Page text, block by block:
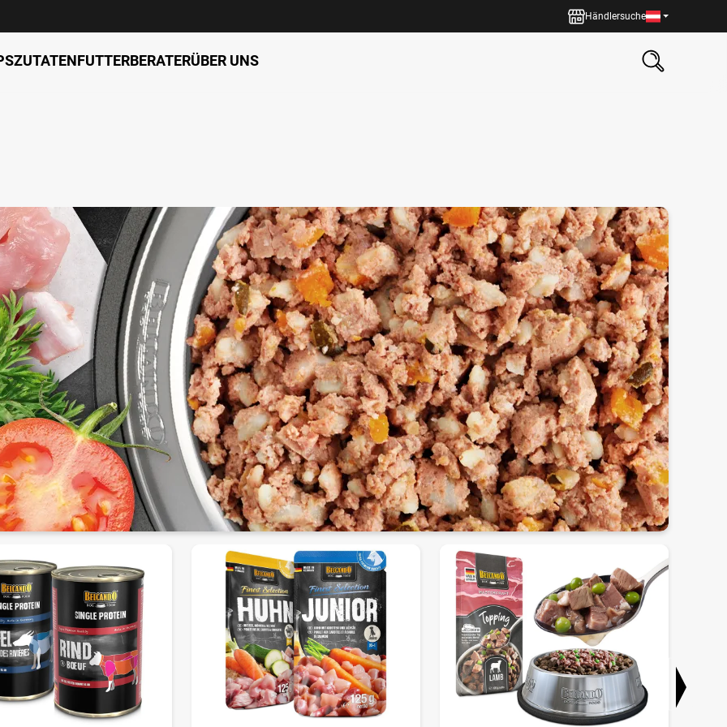
Händlersuche
ZUTATENFUTTERBERATERÜBER UNS